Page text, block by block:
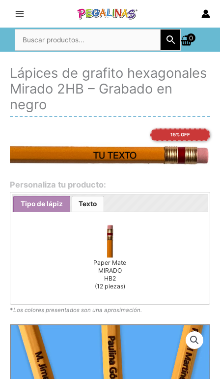
contenido
0
Lápices de grafito hexagonales
Mirado 2HB – Grabado en
negro
15% OFF
Personaliza tu producto:
Tipo de lápiz Texto
Paper Mate
MIRADO
HB2
(12 piezas)
*Los colores presentados son una aproximación.
TU TEXTO